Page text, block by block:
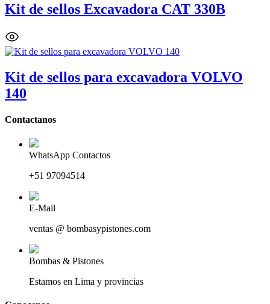
Kit de sellos Excavadora CAT 330B
Kit de sellos para excavadora VOLVO
140
Contactanos
WhatsApp Contactos
+51 97094514
E-Mail
ventas @ bombasypistones.com
Bombas & Pistones
Estamos en Lima y provincias